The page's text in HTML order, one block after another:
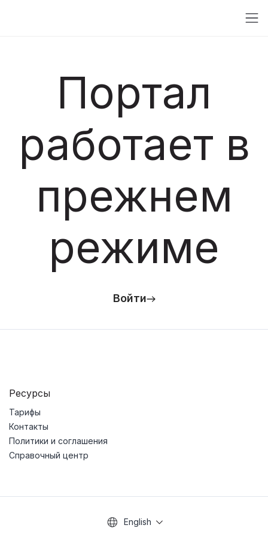
Портал
работает в
прежнем
режиме
Войти
Ресурсы
Тарифы
Контакты
Политики и соглашения
Справочный центр
English